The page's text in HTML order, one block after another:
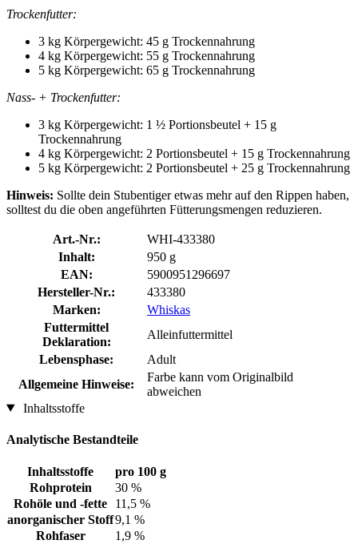
Trockenfutter:
3 kg Körpergewicht: 45 g Trockennahrung
4 kg Körpergewicht: 55 g Trockennahrung
5 kg Körpergewicht: 65 g Trockennahrung
Nass- + Trockenfutter:
3 kg Körpergewicht: 1 ½ Portionsbeutel + 15 g
Trockennahrung
4 kg Körpergewicht: 2 Portionsbeutel + 15 g Trockennahrung
5 kg Körpergewicht: 2 Portionsbeutel + 25 g Trockennahrung
Hinweis: Sollte dein Stubentiger etwas mehr auf den Rippen haben,
solltest du die oben angeführten Fütterungsmengen reduzieren.
Art.-Nr.:
WHI-433380
Inhalt:
950 g
EAN:
5900951296697
Hersteller-Nr.:
433380
Marken:
Whiskas
Futtermittel
Deklaration:
Alleinfuttermittel
Lebensphase:
Adult
Allgemeine Hinweise:
Farbe kann vom Originalbild
abweichen
Inhaltsstoffe
Analytische Bestandteile
Inhaltsstoffe
pro 100 g
Rohprotein
30 %
Rohöle und -fette
11,5 %
anorganischer Stoff9,1 %
Rohfaser
1,9 %